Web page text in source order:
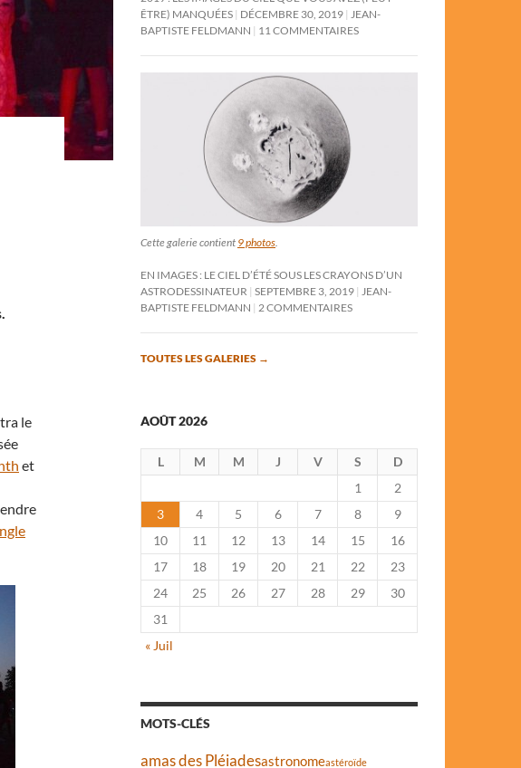
le
et
ÊTRE) MANQUÉES DÉCEMBRE 30, 2019 JEAN-
BAPTISTE FELDMANN
11 COMMENTAIRES
Cette galerie contient 9 photos
EN IMAGES : LE CIEL D’ÉTÉ SOUS LES CRAYONS D’UN
ASTRODESSINATEUR SEPTEMBRE 3, 2019
JEAN-
BAPTISTE FELDMANN
2 COMMENTAIRES
TOUTES LES GALERIES →
AOÛT 2026
L M M J V S
D
1
2
3
4 5 6 7 8
9
10
11 12 13 14 15
16
17
18 19 20 21 22
23
24
25 26 27 28 29
30
31
« Juil
MOTS-CLÉS
amas des Pléiadesastronomeastéroïde